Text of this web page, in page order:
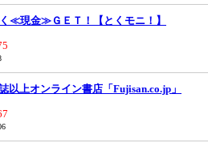
≪現金≫ＧＥＴ！【とくモニ！】
以上オンライン書店「Fujisan.co.jp」